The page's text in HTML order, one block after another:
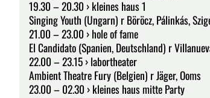
19.30 – 20.30 › kleines haus 1
Singing Youth (Ungarn) r Böröcz, Pálinkás,
21.00 – 23.00 › hole of fame
El Candidato (Spanien, Deutschland) r
22.00 – 23.15 › labortheater
Ambient Theatre Fury (Belgien) r Jäger, Ooms
23.00 – 02.30 › kleines haus mitte Party